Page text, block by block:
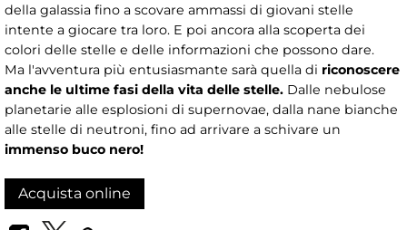
della galassia fino a scovare ammassi di giovani stelle
intente a giocare tra loro. E poi ancora alla scoperta dei
colori delle stelle e delle informazioni che possono dare.
Ma l'avventura più entusiasmante sarà quella di riconoscere
anche le ultime fasi della vita delle stelle. Dalle nebulose
planetarie alle esplosioni di supernovae, dalla nane bianche
alle stelle di neutroni, fino ad arrivare a schivare un
immenso buco nero!
Acquista online